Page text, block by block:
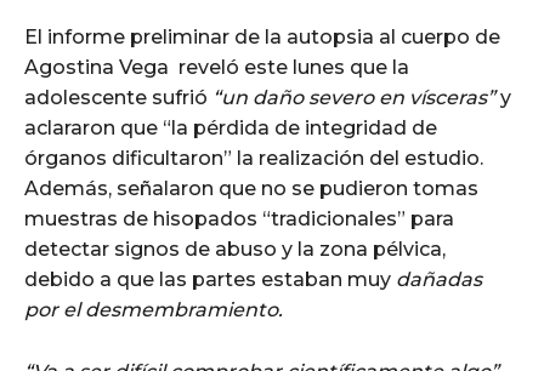
El informe preliminar de la autopsia al cuerpo de
Agostina Vega reveló este lunes que la
adolescente sufrió “un daño severo en vísceras”y
aclararon que “la pérdida de integridad de
órganos dificultaron” la realización del estudio.
Además, señalaron que no se pudieron tomas
muestras de hisopados “tradicionales” para
detectar signos de abuso y la zona pélvica,
debido a que las partes estaban muy dañadas
por el desmembramiento.